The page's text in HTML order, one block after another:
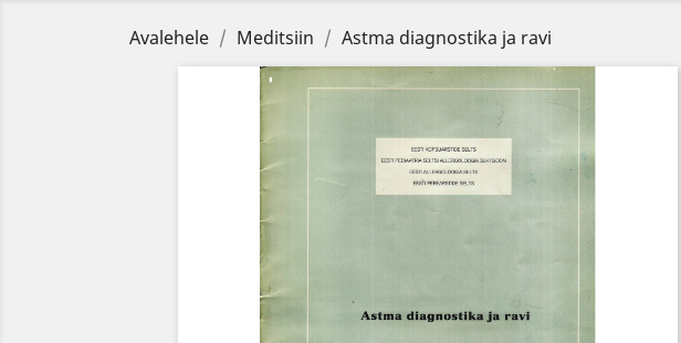
Avalehele Meditsiin Astma diagnostika ja ravi